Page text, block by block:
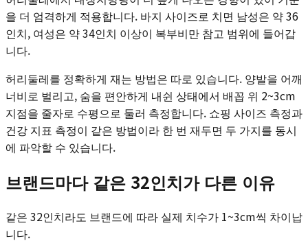
을 더 엄격하게 적용합니다. 바지 사이즈로 치면 남성은 약 36
인치, 여성은 약 34인치 이상이 복부비만 참고 범위에 들어갑
니다.
허리둘레를 정확하게 재는 방법은 따로 있습니다. 양발을 어깨
너비로 벌리고, 숨을 편안하게 내쉰 상태에서 배꼽 위 2~3cm
지점을 줄자로 수평으로 둘러 측정합니다. 쇼핑 사이즈 측정과
건강 지표 측정이 같은 방법이라 한 번 재두면 두 가지를 동시
에 파악할 수 있습니다.
브랜드마다 같은 32인치가 다른 이유
같은 32인치라도 브랜드에 따라 실제 치수가 1~3cm씩 차이납
니다.